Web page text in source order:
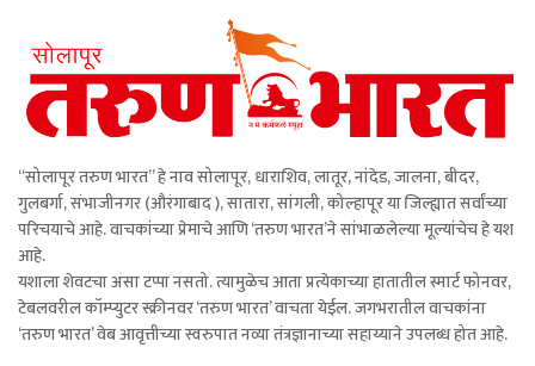
“सोलापूर तरुण भारत” हे नाव सोलापूर, धाराशिव, लातूर, नांदेड, जालना, बीदर,
गुलबर्गा, संभाजीनगर (औरंगाबाद ), सातारा, सांगली, कोल्हापूर या जिल्ह्यात सर्वांच्या
परिचयाचे आहे. वाचकांच्या प्रेमाचे आणि ‘तरुण भारत’ने सांभाळलेल्या मूल्यांचेच हे यश
आहे.
यशाला शेवटचा असा टप्पा नसतो. त्यामुळेच आता प्रत्येकाच्या हातातील स्मार्ट फोनवर,
टेबलवरील कॉम्प्युटर स्क्रीनवर ‘तरुण भारत’ वाचता येईल. जगभरातील वाचकांना
‘तरुण भारत’ वेब आवृत्तीच्या स्वरुपात नव्या तंत्रज्ञानाच्या सहाय्याने उपलब्ध होत आहे.